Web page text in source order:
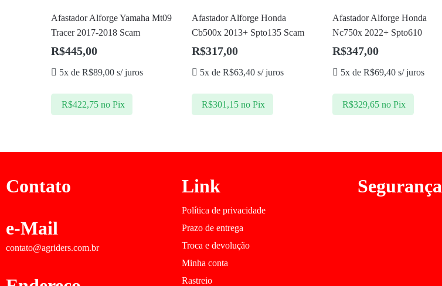
Afastador Alforge Yamaha Mt09
Tracer 2017-2018 Scam
R$445,00
5x deR$89,00 s/ juros
R$422,75 no Pix
Afastador Alforge Honda
Cb500x 2013+ Spto135 Scam
R$317,00
5x de R$63,40s/ juros
R$301,15 no Pix
Afastador Alforge Honda
Nc750x 2022+ Spto610
R$347,00
5x de R$69,40s/ juros
R$329,65 no Pix
Contato
e-Mail
contato@agriders.com.br
Link
Política de privacidade
Prazo de entrega
Troca e devolução
Minha conta
Rastreio
Segurança